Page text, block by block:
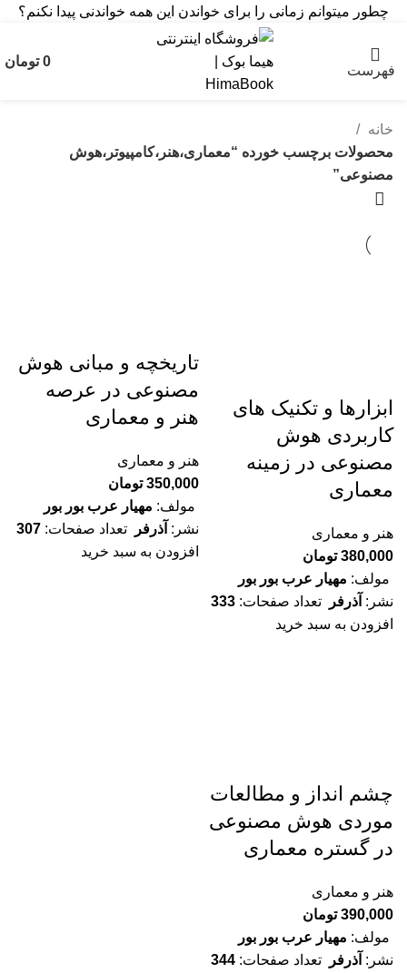
چطور میتوانم زمانی را برای خواندن این همه خواندنی پیدا نکنم؟
فهرست
0 تومان
خانه
محصولات برچسب خورده “معماری،هنر،کامپیوتر،هوش
مصنوعی”
ابزارها و تکنیک های
کاربردی هوش
مصنوعی در زمینه
معماری
هنر و معماری
380,000 تومان
مولف: مهیار عرب بور بور
نشر: آذرفر تعداد صفحات: 333
افزودن به سبد خرید
تاریخچه و مبانی هوش
مصنوعی در عرصه
هنر و معماری
هنر و معماری
350,000 تومان
مولف: مهیار عرب بور بور
نشر: آذرفر تعداد صفحات: 307
افزودن به سبد خرید
چشم انداز و مطالعات
موردی هوش مصنوعی
در گستره معماری
هنر و معماری
390,000 تومان
مولف: مهیار عرب بور بور
نشر: آذرفر تعداد صفحات: 344